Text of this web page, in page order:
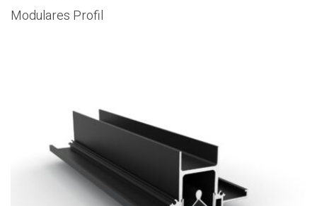
Modulares Profil